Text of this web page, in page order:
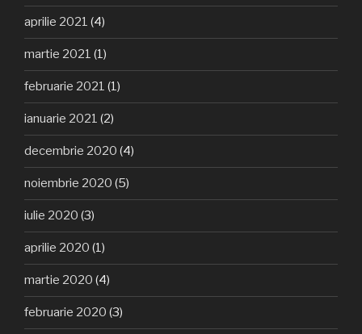
aprilie 2021 (4)
martie 2021 (1)
februarie 2021 (1)
ianuarie 2021 (2)
decembrie 2020 (4)
noiembrie 2020 (5)
iulie 2020 (3)
aprilie 2020 (1)
martie 2020 (4)
februarie 2020 (3)